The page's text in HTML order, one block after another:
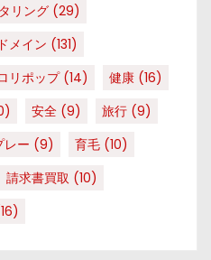
リング (29)
メイン (131)
リポップ(14) 健康 (16)
安全 (9) 旅行 (9)
レー (9) 育毛 (10)
請求書買取 (10)